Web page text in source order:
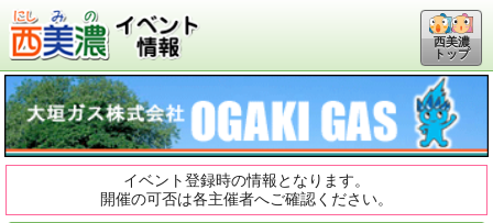
西美濃
トップ
イベント登録時の情報となります。
開催の可否は各主催者へご確認ください。